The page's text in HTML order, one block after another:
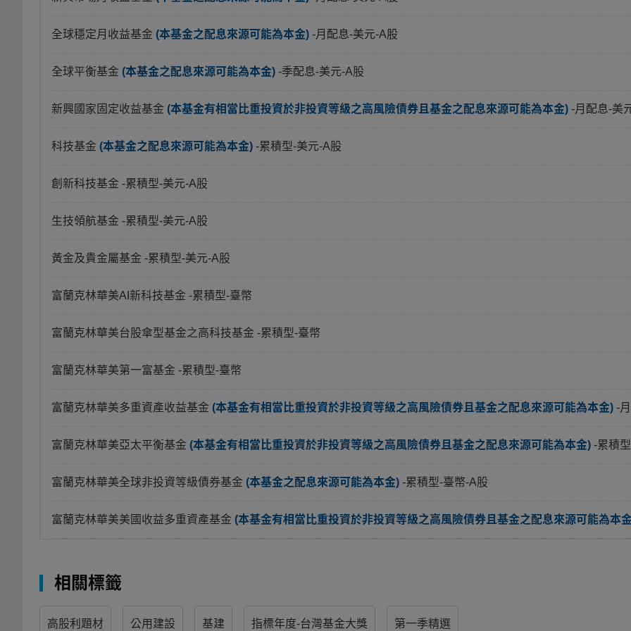
全球穩定月收益基金 (本基金之配息來源可能為本金) -月配息-美元-A股
全球平衡基金 (本基金之配息來源可能為本金) -季配息-美元-A股
新興國家固定收益基金 (本基金有相當比重投資於非投資等級之高風險債券且基金之配息來源可能為本金) -月配息-美
科技基金 (本基金之配息來源可能為本金) -累積型-美元-A股
創新科技基金 -累積型-美元-A股
生技領航基金 -累積型-美元-A股
黃金及貴金屬基金 -累積型-美元-A股
富蘭克林華美AI新科技基金 -累積型-臺幣
富蘭克林華美台股傘型基金之高科技基金 -累積型-臺幣
富蘭克林華美第一富基金 -累積型-臺幣
富蘭克林華美多重資產收益基金 (本基金有相當比重投資於非投資等級之高風險債券且基金之配息來源可能為本金) -
富蘭克林華美亞太平衡基金 (本基金有相當比重投資於非投資等級之高風險債券且基金之配息來源可能為本金) -累積
富蘭克林華美全球非投資等級債券基金 (本基金之配息來源可能為本金) -累積型-臺幣-A股
富蘭克林華美美國收益多重資產基金 (本基金有相當比重投資於非投資等級之高風險債券且基金之配息來源可能為本
相關標籤
高股利題材 公用建設 基建 指標年度-台灣基金大獎 第一季精選